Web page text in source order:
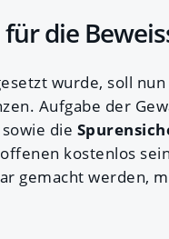
die
wurde, soll
Aufgabe der
sowie die
kostenlos
gemacht werden,